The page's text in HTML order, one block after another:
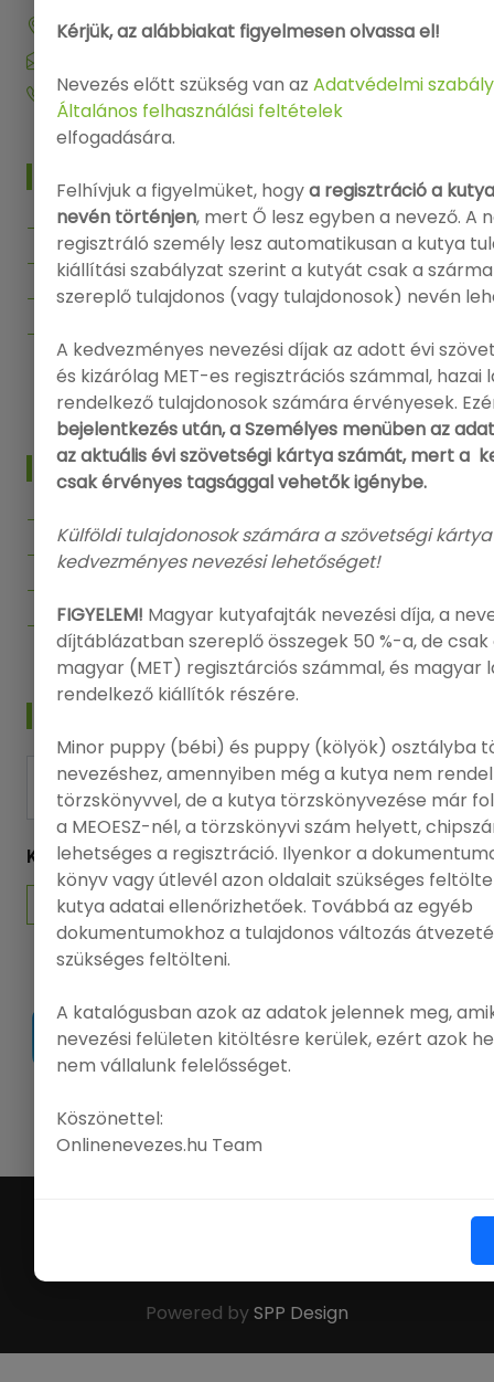
9143 Enese, Dózsa György utca 29.
+36 20 573 5726
MENÜ
Főoldal
Kiállítások
Segítség
Vissza az Onlinenevezes.hu-ra
INFO
Regisztráció
Felhasználási feltételek
FELIRATKOZÁS
KÖVESSEN MINKET
| Ügyfélszolgálat
Powered bySPP Design
Kérjük, az alábbiakat figyelmesen olvassa el!
Nevezés előtt szükség van azAdatvédelmi
Általános felhasználási feltételek
elfogadására.
Felhívjuk a figyelmüket, hogya regisztráció a
nevén történjen, mert Ő lesz egyben a nevező. A
regisztráló személy lesz automatikusan a kutya
kiállítási szabályzat szerint a kutyát csak a
szereplő tulajdonos (vagy tulajdonosok) nevén
A kedvezményes nevezési díjak az adott évi
és kizárólag MET-es regisztrációs számmal, hazai
rendelkező tulajdonosok számára érvényesek.
bejelentkezés után, a Személyes menüben az
az aktuális évi szövetségi kártya számát, mert a
csak érvényes tagsággal vehetők igénybe.
Külföldi tulajdonosok számára a szövetségi
kedvezményes nevezési lehetőséget!
FIGYELEM! Magyar kutyafajták nevezési díja, a
díjtáblázatban szereplő összegek 50 %-a, de csak
magyar (MET) regisztárciós számmal, és magyar
rendelkező kiállítók részére.
Minor puppy (bébi) és puppy (kölyök) osztályba
nevezéshez, amennyiben még a kutya nem
törzskönyvvel, de a kutya törzskönyvezése már
a MEOESZ-nél, a törzskönyvi szám helyett,
lehetséges a regisztráció. Ilyenkor a
könyv vagy útlevél azon oldalait szükséges
kutya adatai ellenőrizhetőek. Továbbá az egyéb
dokumentumokhoz a tulajdonos változás
szükséges feltölteni.
A katalógusban azok az adatok jelennek meg,
nevezési felületen kitöltésre kerülek, ezért azok
nem vállalunk felelősséget.
Köszönettel:
Onlinenevezes.hu Team